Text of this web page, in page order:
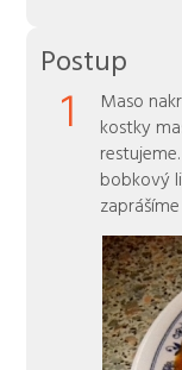
Postup
1
Maso
kostky
bobkový